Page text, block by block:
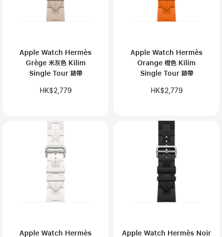
Apple Watch Hermès
Grège 米灰色 Kilim
Single Tour 錶帶
HK$2,779
Apple Watch Hermès
Orange 橙色 Kilim
Single Tour 錶帶
HK$2,779
Apple Watch Hermès
Apple Watch Hermès Noir